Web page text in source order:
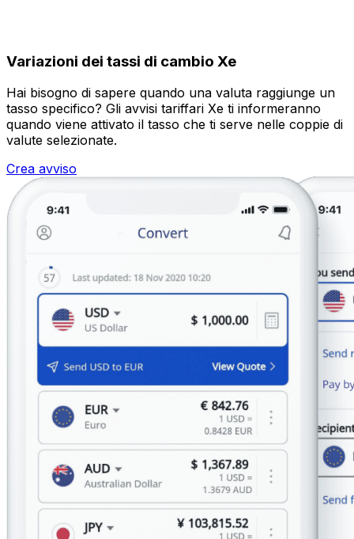
Variazioni dei tassi di cambio Xe
Hai bisogno di sapere quando una valuta raggiunge un
tasso specifico? Gli avvisi tariffari Xe ti informeranno
quando viene attivato il tasso che ti serve nelle coppie di
valute selezionate.
Crea avviso